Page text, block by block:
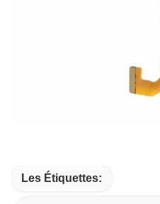
Les Étiquettes: